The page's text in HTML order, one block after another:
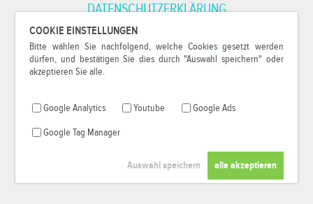
COOKIE EINSTELLUNGEN
Bitte wählen Sie nachfolgend, welche Cookies gesetzt werden
dürfen, und bestätigen Sie dies durch "Auswahl speichern" oder
akzeptieren Sie alle.
Google Analytics Youtube Google Ads
Google Tag Manager
DATENSCHUTZERKLÄRUNG
*Alle Preise inkl. MwSt. und zzgl.Versandkosten
© 2000-2026 79Pixel, alle Rechte vorbehalten.